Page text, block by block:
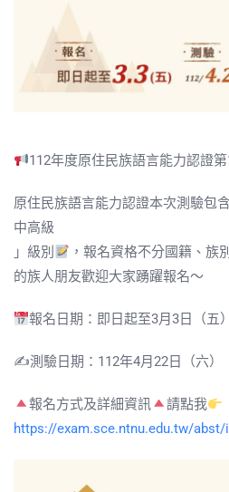
112年度原住民族語言能力認證
原住民族語言能力認證本次測驗包
中高級
」級別
，報名資格不分國籍、族
的族人朋友歡迎大家踴躍報名～
報名日期： 即日起至3月3日（五
✍️測驗日期： 112年4月22日（六）
報名方式及詳細資訊
請點我
https://exam.sce.ntnu.edu.tw/abst/